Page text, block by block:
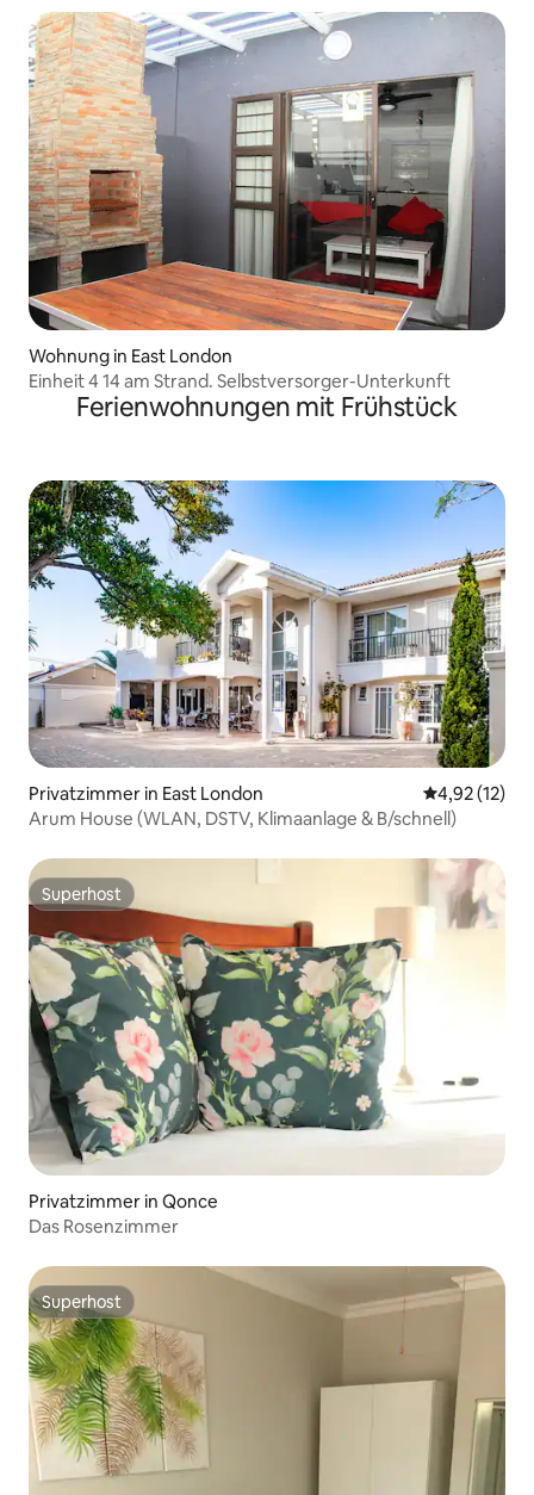
Wohnung in East London
Einheit 4 14 am Strand. Selbstversorger-Unterkunft
Ferienwohnungen mit Frühstück
Privatzimmer in East London
4,92 (12)
Arum House (WLAN, DSTV, Klimaanlage & B/schnell)
Superhost
Superhost
Privatzimmer in Qonce
Das Rosenzimmer
Superhost
Superhost